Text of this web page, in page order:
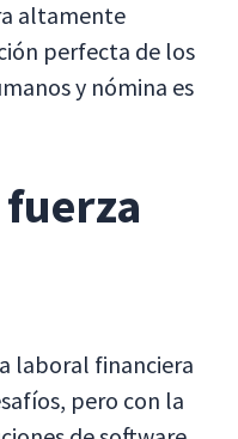
altamente
perfecta de los
y nómina es
laboral financiera
pero con la